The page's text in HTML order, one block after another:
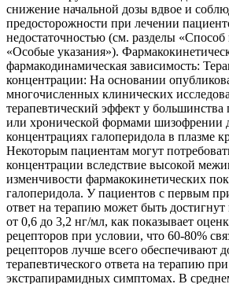
снижение начальной дозы вдвое и
предосторожности при лечении
недостаточностью (см. разделы
«Особые указания»).
фармакодинамическая зависимость:
концентрации: На основании
многочисленных клинических
терапевтический эффект у большинства
или хронической формами шизофрении
концентрациях галоперидола в плазме
Некоторым пациентам могут
концентрации вследствие высокой
изменчивости фармакокинетических
галоперидола. У пациентов с первым
ответ на терапию может быть
от 0,6 до 3,2 нг/мл, как показывает
рецепторов при условии, что 60-80%
рецепторов лучше всего обеспечивают
терапевтического ответа на терапию
экстрапирамидных симптомах. В